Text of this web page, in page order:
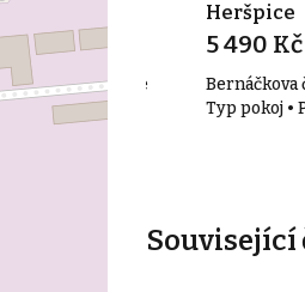
- Dolní Heršpice
Heršpice
5 490
Bernáčkova
Typ pokoj •
Související